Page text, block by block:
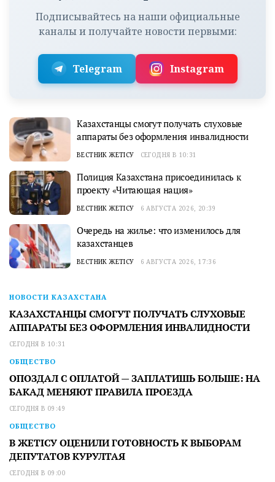
Подписывайтесь на наши официальные
каналы и получайте новости первыми:
Telegram Instagram
Казахстанцы смогут получать слуховые
аппараты без оформления инвалидности
ВЕСТНИК ЖЕТІСУ СЕГОДНЯ В 10:31
Полиция Казахстана присоединилась к
проекту «Читающая нация»
ВЕСТНИК ЖЕТІСУ 6 АВГУСТА 2026, 20:39
Очередь на жилье: что изменилось для
казахстанцев
ВЕСТНИК ЖЕТІСУ 6 АВГУСТА 2026, 17:36
НОВОСТИ КАЗАХСТАНА
КАЗАХСТАНЦЫ СМОГУТ ПОЛУЧАТЬ СЛУХОВЫЕ
АППАРАТЫ БЕЗ ОФОРМЛЕНИЯ ИНВАЛИДНОСТИ
СЕГОДНЯ В 10:31
ОБЩЕСТВО
ОПОЗДАЛ С ОПЛАТОЙ — ЗАПЛАТИШЬ БОЛЬШЕ: НА
БАКАД МЕНЯЮТ ПРАВИЛА ПРОЕЗДА
СЕГОДНЯ В 09:49
ОБЩЕСТВО
В ЖЕТІСУ ОЦЕНИЛИ ГОТОВНОСТЬ К ВЫБОРАМ
ДЕПУТАТОВ КУРУЛТАЯ
СЕГОДНЯ В 09:00